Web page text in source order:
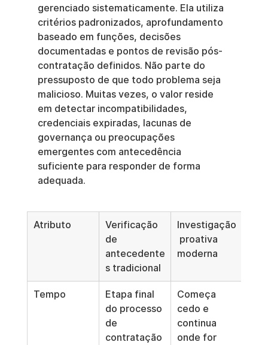
gerenciado sistematicamente. Ela utiliza
critérios padronizados, aprofundamento
baseado em funções, decisões
documentadas e pontos de revisão pós-
contratação definidos. Não parte do
pressuposto de que todo problema seja
malicioso. Muitas vezes, o valor reside
em detectar incompatibilidades,
credenciais expiradas, lacunas de
governança ou preocupações
emergentes com antecedência
suficiente para responder de forma
adequada.
Atributo
Verificação
de
antecedente
s tradicional
Investigação
proativa
moderna
Tempo
Etapa final
do processo
de
contratação
Começa
cedo e
continua
onde for